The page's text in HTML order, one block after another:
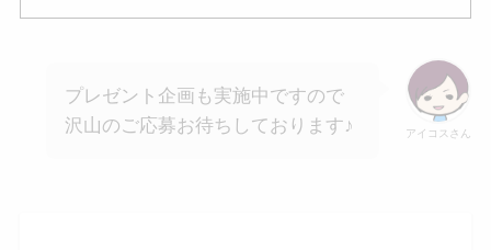
アイコスさん
プレゼント企画も実施中ですので
沢山のご応募お待ちしております♪